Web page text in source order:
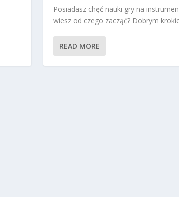
Posiadasz chęć nauki gry na
wiesz od czego zacząć? Dobrym
READ MORE